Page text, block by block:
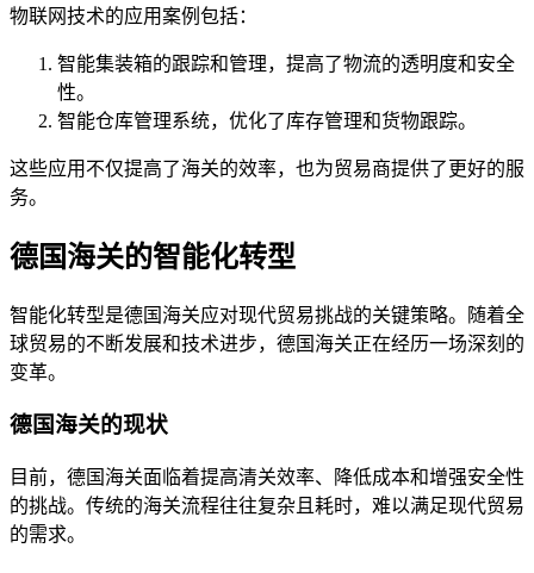
物联网技术的应用案例包括：
智能集装箱的跟踪和管理，提高了物流的透明度和安全
性。
智能仓库管理系统，优化了库存管理和货物跟踪。
这些应用不仅提高了海关的效率，也为贸易商提供了更好的服
务。
德国海关的智能化转型
智能化转型是德国海关应对现代贸易挑战的关键策略。随着全
球贸易的不断发展和技术进步，德国海关正在经历一场深刻的
变革。
德国海关的现状
目前，德国海关面临着提高清关效率、降低成本和增强安全性
的挑战。传统的海关流程往往复杂且耗时，难以满足现代贸易
的需求。